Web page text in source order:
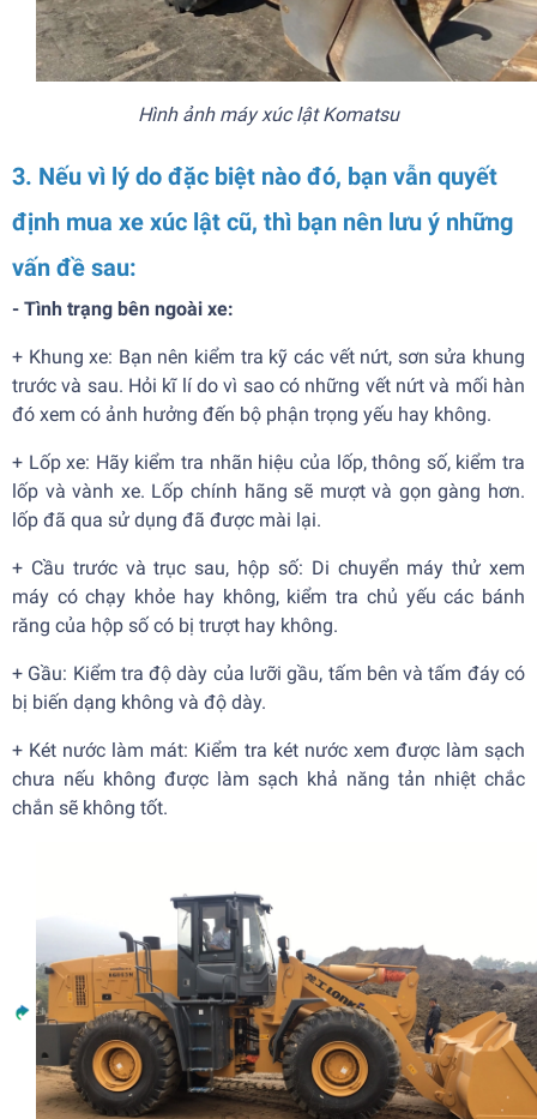
Hình ảnh máy xúc lật Komatsu
3. Nếu vì lý do đặc biệt nào đó, bạn vẫn quyết
định mua xe xúc lật cũ, thì bạn nên lưu ý những
vấn đề sau:
- Tình trạng bên ngoài xe:
+ Khung xe: Bạn nên kiểm tra kỹ các vết nứt, sơn sửa khung
trước và sau. Hỏi kĩ lí do vì sao có những vết nứt và mối hàn
đó xem có ảnh hưởng đến bộ phận trọng yếu hay không.
+ Lốp xe: Hãy kiểm tra nhãn hiệu của lốp, thông số, kiểm tra
lốp và vành xe. Lốp chính hãng sẽ mượt và gọn gàng hơn.
lốp đã qua sử dụng đã được mài lại.
+ Cầu trước và trục sau, hộp số: Di chuyển máy thử xem
máy có chạy khỏe hay không, kiểm tra chủ yếu các bánh
răng của hộp số có bị trượt hay không.
+ Gầu: Kiểm tra độ dày của lưỡi gầu, tấm bên và tấm đáy có
bị biến dạng không và độ dày.
+ Két nước làm mát: Kiểm tra két nước xem được làm sạch
chưa nếu không được làm sạch khả năng tản nhiệt chắc
chắn sẽ không tốt.